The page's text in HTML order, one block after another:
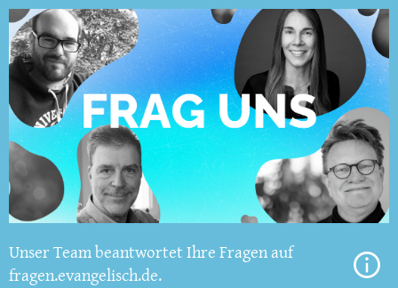
Unser Team beantwortet Ihre Fragen auf
fragen.evangelisch.de.